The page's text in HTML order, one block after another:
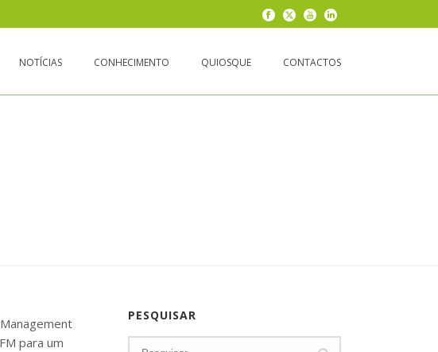
NOTÍCIAS CONHECIMENTO QUIOSQUE CONTACTOS
para um
PESQUISAR